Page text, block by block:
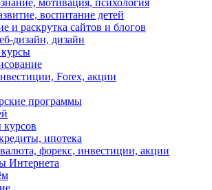
воспитание детей
и раскрутка сайтов и блогов
дизайн, дизайн
Forex, акции
программы
ипотека
форекс, инвестиции, акции
Интернета